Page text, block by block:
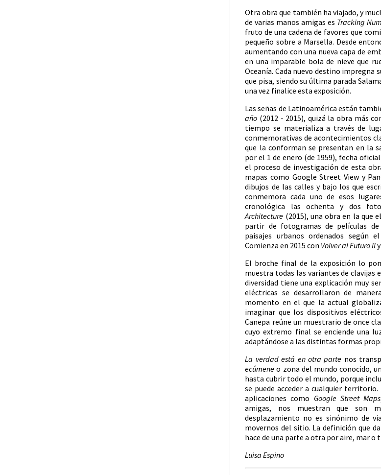
Otra obra que también ha viajado, y
de varias manos amigas es Tracking
fruto de una cadena de favores que
pequeño sobre a Marsella. Desde
aumentando con una nueva capa de
en una imparable bola de nieve que
Oceanía. Cada nuevo destino
que pisa, siendo su última parada
una vez finalice esta exposición.
Las señas de Latinoamérica están
año (2012 - 2015), quizá la obra más
tiempo se materializa a través de
conmemorativas de acontecimientos
que la conforman se presentan en la
por el 1 de enero (de 1959), fecha
el proceso de investigación de esta
mapas como Google Street View y
dibujos de las calles y bajo los que
conmemora cada uno de esos
cronológica las ochenta y dos
Architecture (2015), una obra en la que
partir de fotogramas de películas de
paisajes urbanos ordenados según
Comienza en 2015 con Volver al Futuro II
El broche final de la exposición lo
muestra todas las variantes de clavijas
diversidad tiene una explicación muy
eléctricas se desarrollaron de
momento en el que la actual
imaginar que los dispositivos
Canepa reúne un muestrario de once
cuyo extremo final se enciende una
adaptándose a las distintas formas
La verdad está en otra parte nos
ecúmeneo zona del mundo conocido,
hasta cubrir todo el mundo, porque
se puede acceder a cualquier
aplicaciones como Google Street Maps
amigas, nos muestran que son
desplazamiento no es sinónimo de
movernos del sitio. La definición que
hace de una parte a otra por aire, mar o
Luisa Espino